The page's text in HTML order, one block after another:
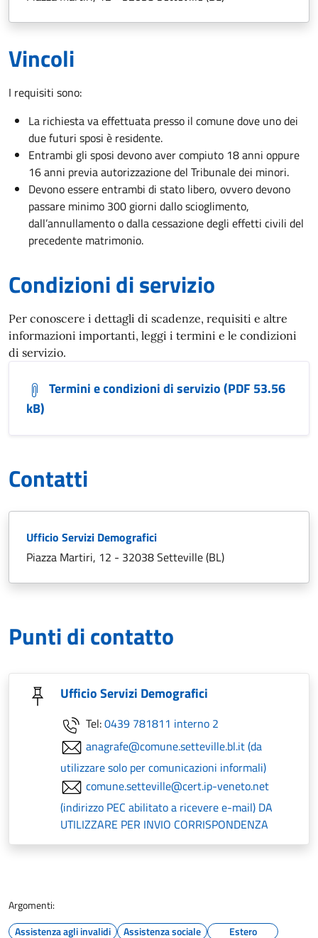
Vincoli
I requisiti sono:
La richiesta va effettuata presso il comune dove uno dei
due futuri sposi è residente.
Entrambi gli sposi devono aver compiuto 18 anni oppure
16 anni previa autorizzazione del Tribunale dei minori.
Devono essere entrambi di stato libero, ovvero devono
passare minimo 300 giorni dallo scioglimento,
dall’annullamento o dalla cessazione degli effetti civili del
precedente matrimonio.
Condizioni di servizio
Per conoscere i dettagli di scadenze, requisiti e altre
informazioni importanti, leggi i termini e le condizioni
di servizio.
Termini e condizioni di servizio (PDF 53.56
kB)
Contatti
Ufficio Servizi Demografici
Piazza Martiri, 12 - 32038 Setteville (BL)
Punti di contatto
Ufficio Servizi Demografici
Tel:0439 781811 interno 2
anagrafe@comune.setteville.bl.it (da
utilizzare solo per comunicazioni informali)
comune.setteville@cert.ip-veneto.net
(indirizzo PEC abilitato a ricevere e-mail) DA
UTILIZZARE PER INVIO CORRISPONDENZA
Argomenti:
Assistenza agli invalidi
Assistenza sociale Estero